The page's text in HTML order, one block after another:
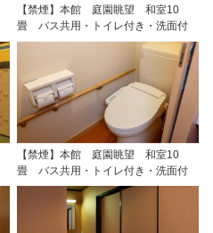
【禁煙】本館 庭園眺望 和室10
畳 バス共用・トイレ付き・洗面付
【禁煙】本館 庭園眺望 和室10
畳 バス共用・トイレ付き・洗面付